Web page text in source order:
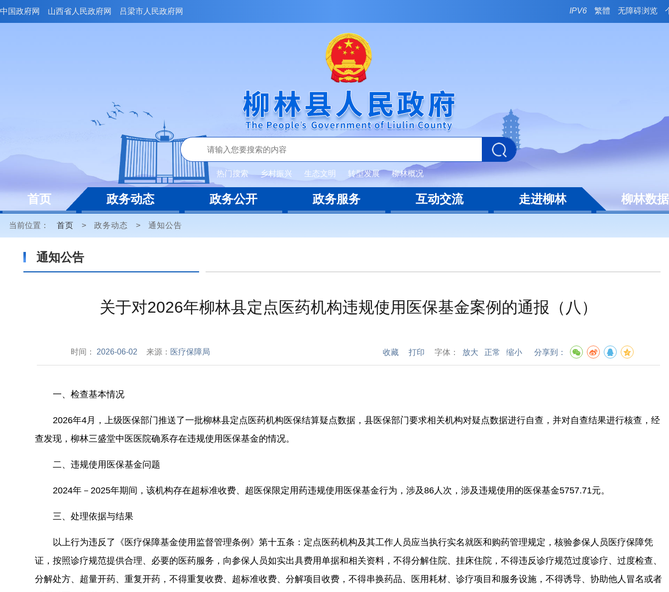
中国政府网 山西省人民政府网 吕梁市人民政府网 IPV6 繁體 无障碍浏览
热门搜索 乡村振兴 生态文明 转型发展 柳林概况
首页 政务动态 政务公开 政务服务 互动交流 走进柳林 柳林数据
当前位置： 首页 > 政务动态 > 通知公告
通知公告
关于对2026年柳林县定点医药机构违规使用医保基金案例的通报（八）
时间： 2026-06-02 来源： 医疗保障局 收藏 打印 字体： 放大 正常 缩小 分享到：
一、 检查基本情况
2026年4月，上级医保部门推送了一批柳林县定点医药机构医保结算疑点数据，县医保部门要求相关机构对疑点数据进行自查，并对自查结果进行核查，经
查发现，柳林三盛堂中医医院确系存在违规使用医保基金的情况。
二、违规使用医保基金问题
2024年 －2025年期间，该机构存在超标准收费、超医保限定用药违规使用医保基金行为， 涉及86人次， 涉及违规使用的医保基金5757.71元。
三、处理依据与结果
以上行为违反了《医疗保障基金使用监督管理条例》第十五条： 定点医药机构及其工作人员应当执行实名就医和购药管理规定， 核验参保人员医疗保障凭
证，按照诊疗规范提供合理、必要的医药服务，向参保人员如实出具费用单据和相关资料，不得分解住院、挂床住院， 不得违反诊疗规范过度诊疗、过度检查、
分解处方、超量开药、重复开药， 不得重复收费、 超标准收费、分解项目收费，不得串换药品、医用耗材、诊疗项目和服务设施，不得诱导、协助他人冒名或者